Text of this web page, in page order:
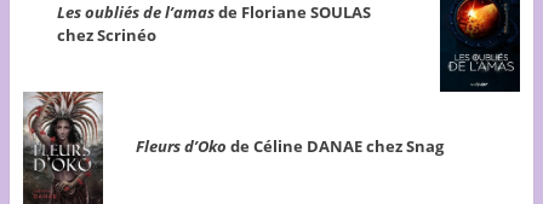
Les oubliés de l’amasde Floriane SOULAS
chez Scrinéo
Fleurs d’Oko de Céline DANAE chez Snag